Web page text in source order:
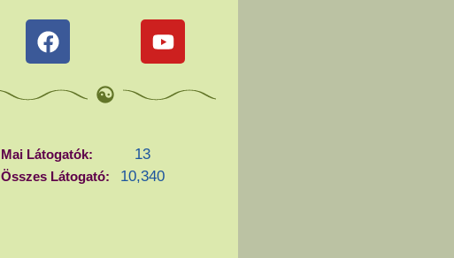
Mai Látogatók: 13
Összes Látogató: 10,340